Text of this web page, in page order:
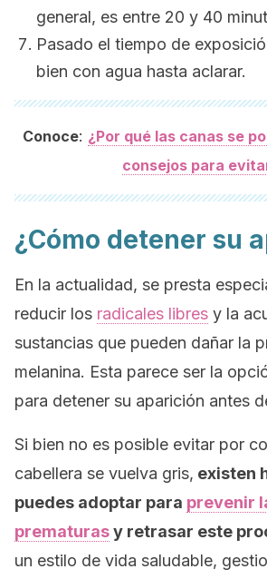
general, es entre 20 y 40
Pasado el tiempo de
bien con agua hasta aclarar.
Conoce: ¿Por qué las canas se
consejos para
¿Cómo detener su
En la actualidad, se presta
reducir los radicales libres y la
sustancias que pueden dañar la
melanina. Esta parece ser la
para detener su aparición antes
Si bien no es posible evitar por
cabellera se vuelva gris, existen
puedes adoptar para prevenir
prematurasy retrasar este
un estilo de vida saludable,